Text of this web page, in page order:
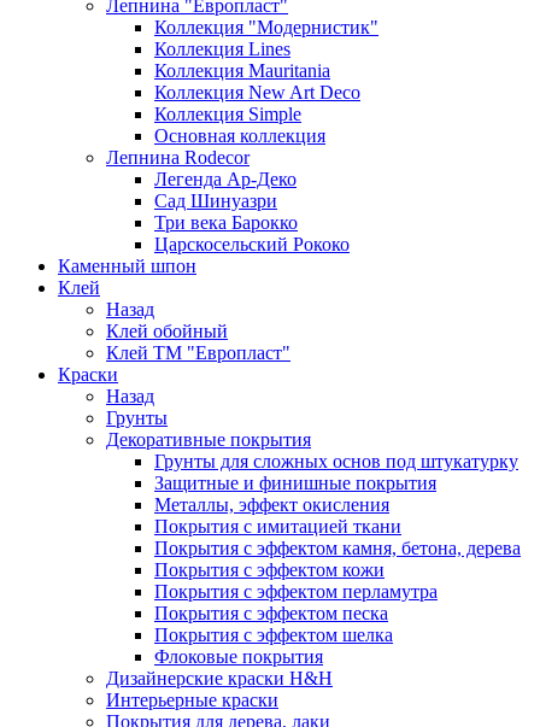
Лепнина "Европласт"
Коллекция "Модернистик"
Коллекция Lines
Коллекция Mauritania
Коллекция New Art Deco
Коллекция Simple
Основная коллекция
Лепнина Rodecor
Легенда Ар-Деко
Сад Шинуазри
Три века Барокко
Царскосельский Рококо
Каменный шпон
Клей
Назад
Клей обойный
Клей ТМ "Европласт"
Краски
Назад
Грунты
Декоративные покрытия
Грунты для сложных основ под штукатурку
Защитные и финишные покрытия
Металлы, эффект окисления
Покрытия с имитацией ткани
Покрытия с эффектом камня, бетона, дерева
Покрытия с эффектом кожи
Покрытия с эффектом перламутра
Покрытия с эффектом песка
Покрытия с эффектом шелка
Флоковые покрытия
Дизайнерские краски H&H
Интерьерные краски
Покрытия для дерева, лаки